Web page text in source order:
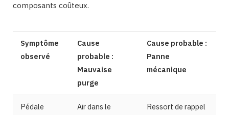
composants coûteux.
Symptôme
observé
Cause
probable :
Mauvaise
purge
Cause probable :
Panne
mécanique
Pédale
Air dans le
Ressort de rappel